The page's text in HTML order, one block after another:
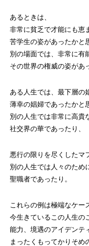
あるときは、
非常に貧乏で才能にも恵
苦学生の姿があったかと
別の場面では、非常に有
その世界の権威の姿があ
ある人生では、最下層の
薄幸の娼婦であったかと
別の人生では非常に高貴
社交界の華であったり、
悪行の限りを尽くしたマ
別の人生では人々のため
聖職者であったり。
これらの例は極端なケー
今生きているこの人生の
能力、境遇のアイデンテ
まったくもってかりそめ